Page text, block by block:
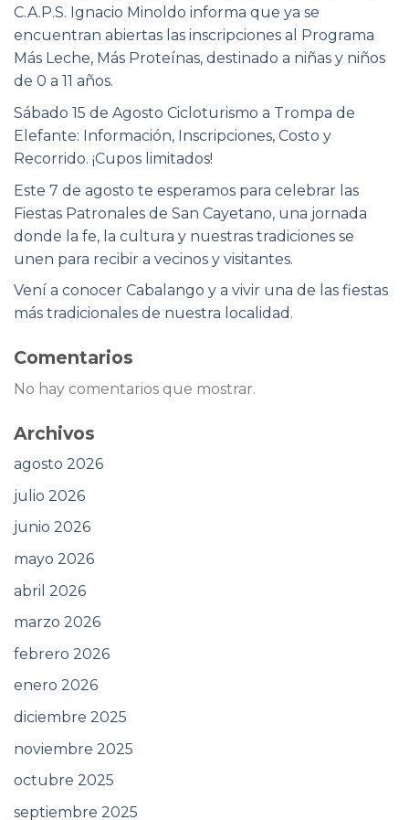
C.A.P.S. Ignacio Minoldo informa que ya se
encuentran abiertas las inscripciones al Programa
Más Leche, Más Proteínas, destinado a niñas y niños
de 0 a 11 años.
Sábado 15 de Agosto Cicloturismo a Trompa de
Elefante: Información, Inscripciones, Costo y
Recorrido. ¡Cupos limitados!
Este 7 de agosto te esperamos para celebrar las
Fiestas Patronales de San Cayetano, una jornada
donde la fe, la cultura y nuestras tradiciones se
unen para recibir a vecinos y visitantes.
Vení a conocer Cabalango y a vivir una de las fiestas
más tradicionales de nuestra localidad.
Comentarios
No hay comentarios que mostrar.
Archivos
agosto 2026
julio 2026
junio 2026
mayo 2026
abril 2026
marzo 2026
febrero 2026
enero 2026
diciembre 2025
noviembre 2025
octubre 2025
septiembre 2025